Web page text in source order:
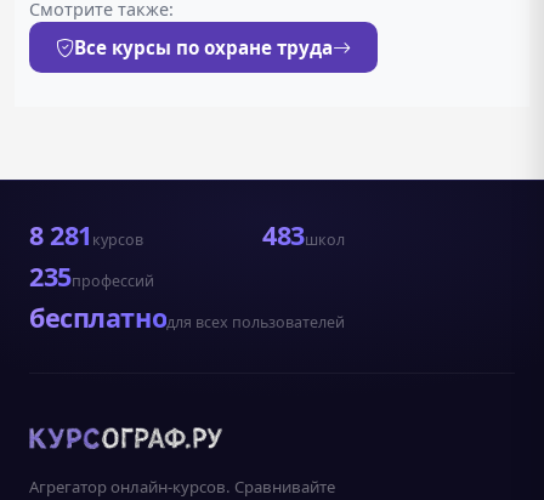
Смотрите также:
Все курсы по охране труда
8 281 курсов 483школ
235профессий
бесплатнодля всех пользователей
Агрегатор онлайн-курсов. Сравнивайте